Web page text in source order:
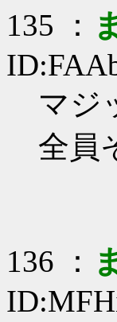
135 ：
マジ
全員
136 ：